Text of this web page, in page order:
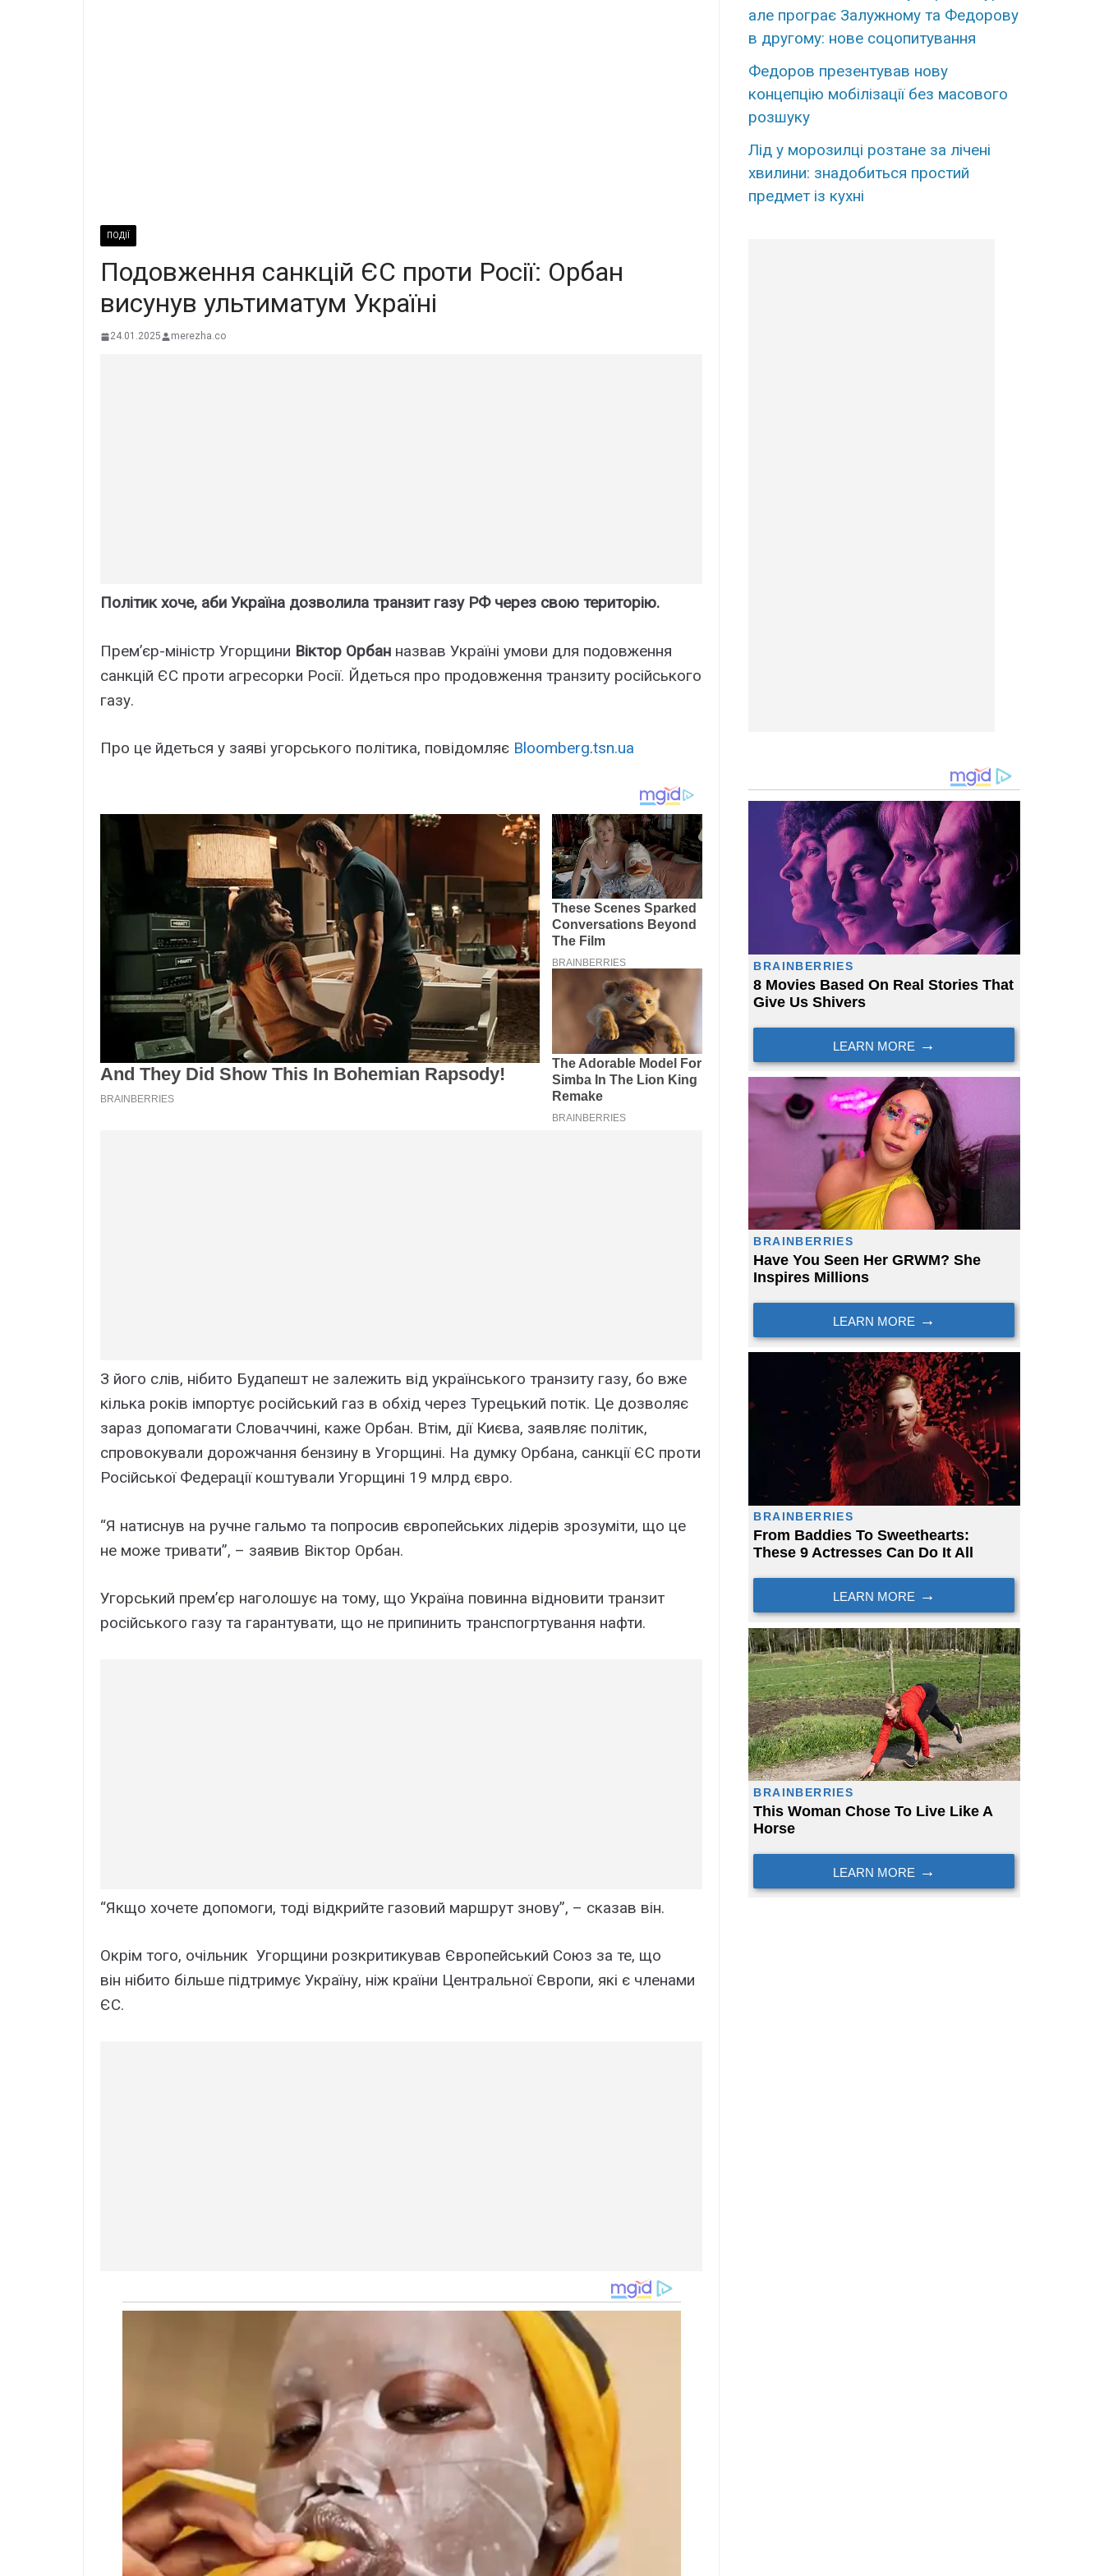
ПОДІЇ
Подовження санкцій ЄС проти Росії: Орбан
висунув ультиматум Україні
24.01.2025 merezha.co
Політик хоче, аби Україна дозволила транзит газу РФ через свою територію.
Прем’єр-міністр Угорщини Віктор Орбан назвав Україні умови для подовження
санкцій ЄС проти агресорки Росії. Йдеться про продовження транзиту російського
газу.
Про це йдеться у заяві угорського політика, повідомляє Bloomberg.tsn.ua
З його слів, нібито Будапешт не залежить від українського транзиту газу, бо вже
кілька років імпортує російський газ в обхід через Турецький потік. Це дозволяє
зараз допомагати Словаччині, каже Орбан. Втім, дії Києва, заявляє політик,
спровокували дорожчання бензину в Угорщині. На думку Орбана, санкції ЄС проти
Російської Федерації коштували Угорщині 19 млрд євро.
“Я натиснув на ручне гальмо та попросив європейських лідерів зрозуміти, що це
не може тривати”, – заявив Віктор Орбан.
Угорський прем’єр наголошує на тому, що Україна повинна відновити транзит
російського газу та гарантувати, що не припинить транспогртування нафти.
“Якщо хочете допомоги, тоді відкрийте газовий маршрут знову”, – сказав він.
Окрім того, очільник Угорщини розкритикував Європейський Союз за те, що
він нібито більше підтримує Україну, ніж країни Центральної Європи, які є членами
ЄС.
але програє Залужному та Федорову
в другому: нове соцопитування
Федоров презентував нову
концепцію мобілізації без масового
розшуку
Лід у морозилці розтане за лічені
хвилини: знадобиться простий
предмет із кухні